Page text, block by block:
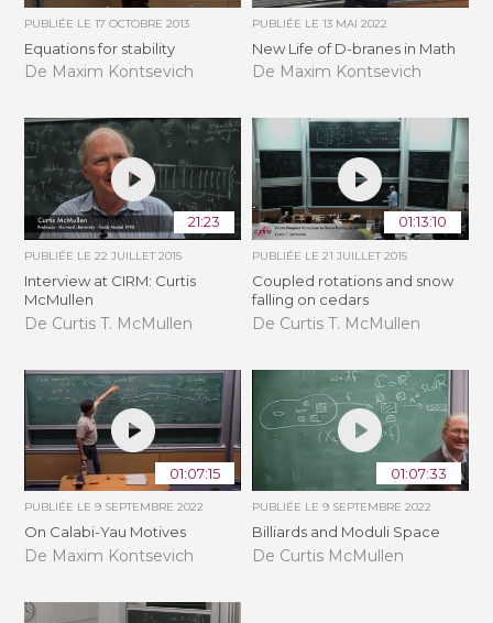
PUBLIÉE LE17 OCTOBRE 2013
Equations for stability
De Maxim Kontsevich
PUBLIÉE LE 13 MAI 2022
New Life of D-branes in Math
De Maxim Kontsevich
21:23
PUBLIÉE LE22 JUILLET 2015
Interview at CIRM: Curtis
McMullen
De Curtis T. McMullen
01:13:10
PUBLIÉE LE 21 JUILLET 2015
Coupled rotations and snow
falling on cedars
De Curtis T. McMullen
01:07:15
PUBLIÉE LE9 SEPTEMBRE 2022
On Calabi-Yau Motives
De Maxim Kontsevich
01:07:33
PUBLIÉE LE 9 SEPTEMBRE 2022
Billiards and Moduli Space
De Curtis McMullen